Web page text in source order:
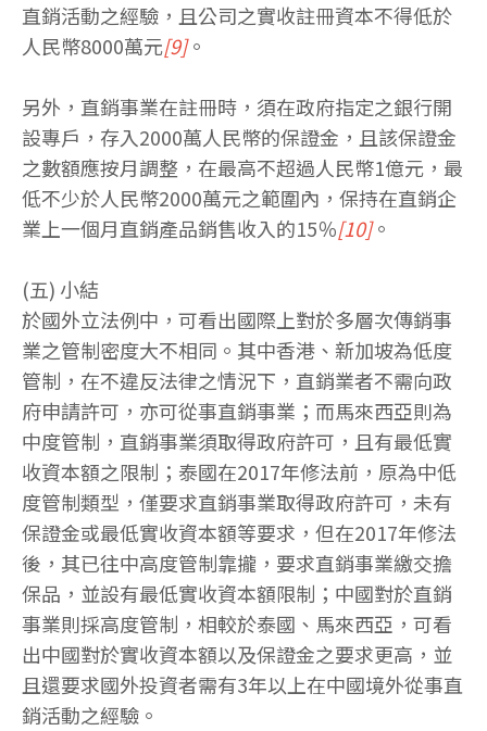
直銷活動之經驗，且公司之實收註冊資本不得低於
人民幣8000萬元[9]。
另外，直銷事業在註冊時，須在政府指定之銀行開
設專戶，存入2000萬人民幣的保證金，且該保證金
之數額應按月調整，在最高不超過人民幣1億元，最
低不少於人民幣2000萬元之範圍內，保持在直銷企
業上一個月直銷產品銷售收入的15％[10]。
(五) 小結
於國外立法例中，可看出國際上對於多層次傳銷事
業之管制密度大不相同。其中香港、新加坡為低度
管制，在不違反法律之情況下，直銷業者不需向政
府申請許可，亦可從事直銷事業；而馬來西亞則為
中度管制，直銷事業須取得政府許可，且有最低實
收資本額之限制；泰國在2017年修法前，原為中低
度管制類型，僅要求直銷事業取得政府許可，未有
保證金或最低實收資本額等要求，但在2017年修法
後，其已往中高度管制靠攏，要求直銷事業繳交擔
保品，並設有最低實收資本額限制；中國對於直銷
事業則採高度管制，相較於泰國、馬來西亞，可看
出中國對於實收資本額以及保證金之要求更高，並
且還要求國外投資者需有3年以上在中國境外從事直
銷活動之經驗。